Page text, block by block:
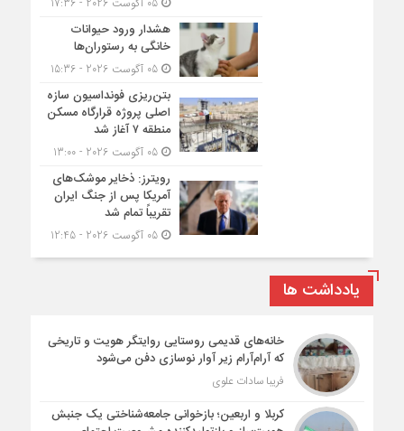
05 آگوست 2026 - 17:36
هشدار ورود حیوانات
خانگی به رستوران‌ها
05 آگوست 2026 - 15:36
بتن‌ریزی فونداسیون سازه
اصلی پروژه قرارگاه مسکن
منطقه ۷ آغاز شد
05 آگوست 2026 - 13:00
رویترز: ذخایر موشک‌های
آمریکا پس از جنگ ایران
تقریباً تمام شد
05 آگوست 2026 - 12:45
یادداشت ها
خانه‌های قدیمی روستایی روایتگر هویت و تاریخی
که آرام‌آرام زیر آوار نوسازی دفن می‌شود
فریبا سادات علوی
کربلا و اربعین؛ بازخوانی جامعه‌شناختی یک جنبش